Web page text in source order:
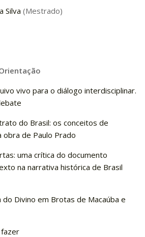
de Pesquisa e Inovação
Silva (Mestrado)
vivo para o diálogo interdisciplinar.
do Brasil: os conceitos de
obra de Paulo Prado
uma crítica do documento
na narrativa histórica de Brasil
do Divino em Brotas de Macaúba e
fazer